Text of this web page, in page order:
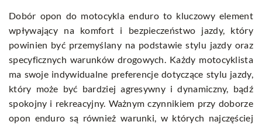
Dobór opon do motocykla enduro to kluczowy element
wpływający na komfort i bezpieczeństwo jazdy, który
powinien być przemyślany na podstawie stylu jazdy oraz
specyficznych warunków drogowych. Każdy motocyklista
ma swoje indywidualne preferencje dotyczące stylu jazdy,
który może być bardziej agresywny i dynamiczny, bądź
spokojny i rekreacyjny. Ważnym czynnikiem przy doborze
opon enduro są również warunki, w których najczęściej